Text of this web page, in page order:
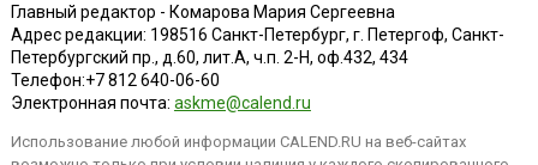
Главный редактор - Комарова Мария Сергеевна
Адрес редакции: 198516 Санкт-Петербург, г. Петергоф, Санкт-
Петербургский пр., д.60, лит.А, ч.п. 2-Н, оф.432, 434
Телефон:+7 812 640-06-60
Электронная почта: askme@calend.ru
Использование любой информации CALEND.RU на веб-сайтах